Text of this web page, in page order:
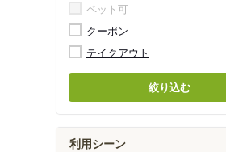
ペット可
クーポン
テイクアウト
絞り込む
利用シーン